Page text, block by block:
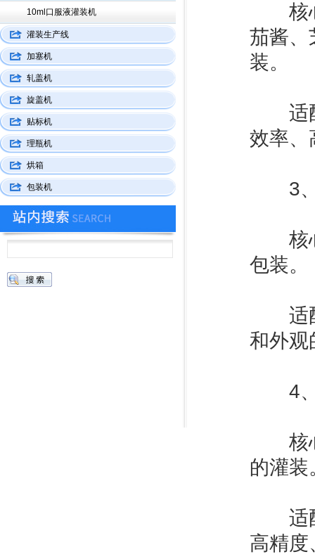
核心
茄酱、
装。
适配
效率、
3、
核心
包装。
适配
和外观
4、
核心
的灌装
适配
高精度
10ml口服液灌装机
灌装生产线
加塞机
轧盖机
旋盖机
贴标机
理瓶机
烘箱
包装机